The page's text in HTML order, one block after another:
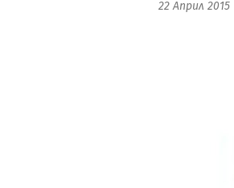
22 Април 2015